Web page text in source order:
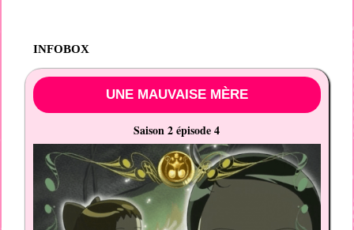
INFOBOX
UNE MAUVAISE MÈRE
Saison 2 épisode 4